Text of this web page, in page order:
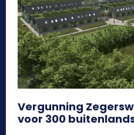
Vergunning
voor 300